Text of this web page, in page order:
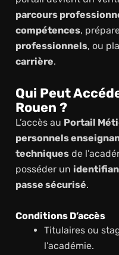
parcours
compétences,
professionnels, ou
carrière.
Qui Peut
Rouen ?
L’accès au Portail
personnels
techniquesde
posséder un
passe sécurisé.
Conditions D’accès
Titulaires ou
l’académie.